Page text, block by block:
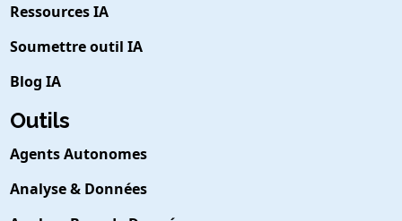
Ressources IA
Soumettre outil IA
Blog IA
Outils
Agents Autonomes
Analyse & Données